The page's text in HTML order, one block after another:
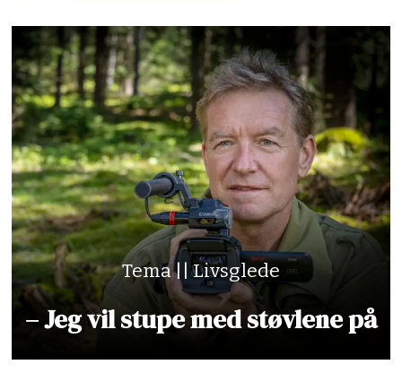
Tema || Livsglede
– Jeg vil stupe med støvlene på